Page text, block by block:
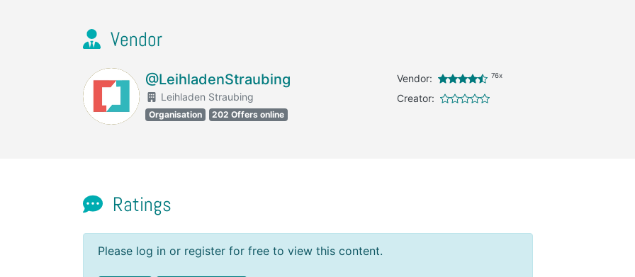
Vendor
@LeihladenStraubing
Leihladen Straubing
Organisation 202 Offers online
Vendor: 76x
Creator:
Ratings
Please log in or register for free to view this content.